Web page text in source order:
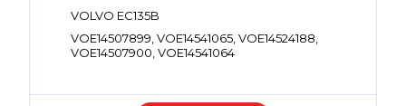
VOLVO EC135B
VOE14507899, VOE14541065, VOE14524188,
VOE14507900, VOE14541064